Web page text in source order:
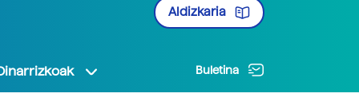
Aldizkaria
Buletina